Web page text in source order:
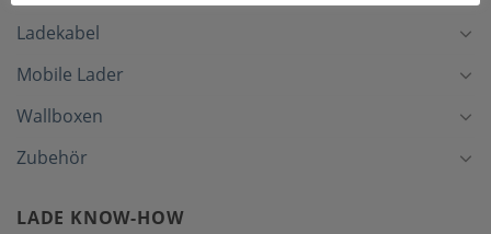
Ladekabel
Mobile Lader
Wallboxen
Zubehör
LADE KNOW-HOW